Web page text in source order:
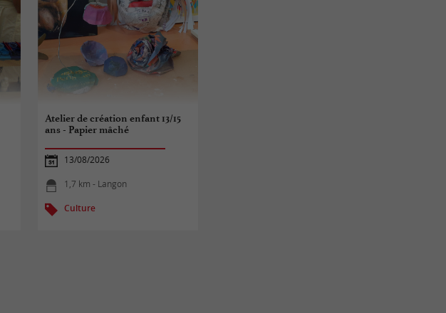
Atelier de création enfant 13/15
ans - Papier mâché
13/08/2026
1,7 km - Langon
Culture